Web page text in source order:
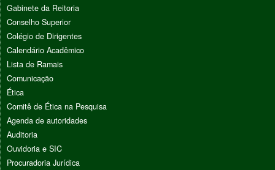
Gabinete da Reitoria
Conselho Superior
Colégio de Dirigentes
Calendário Acadêmico
Lista de Ramais
Comunicação
Ética
Comitê de Ética na Pesquisa
Agenda de autoridades
Auditoria
Ouvidoria e SIC
Procuradoria Jurídica